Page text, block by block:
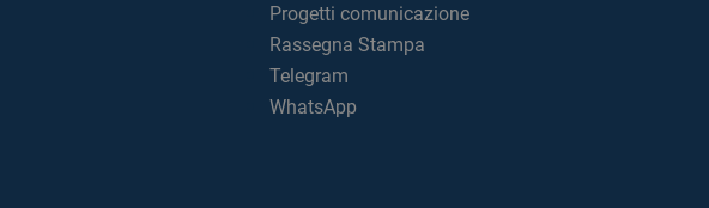
Progetti comunicazione
Rassegna Stampa
Telegram
WhatsApp